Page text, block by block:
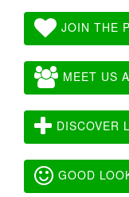
JOIN THE
MEET US
DISCOVER
GOOD